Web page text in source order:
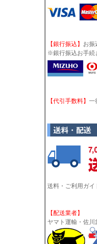
【銀行振込】 お振
※銀行振込お手続
【代引手数料】 一
送料・ご利用ガイ
【配送業者】
ヤマト運輸・佐